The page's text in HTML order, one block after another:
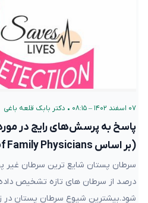
۰۷ اسفند ۱۴۰۲ – ۰۸:۱۵ • دکتر بابک قلعه‌ باغی
پاسخ به پرسش‌های رایج در
(بر اساس American Academy of Family Physicians)
درصد از سرطان های تازه تشخیص